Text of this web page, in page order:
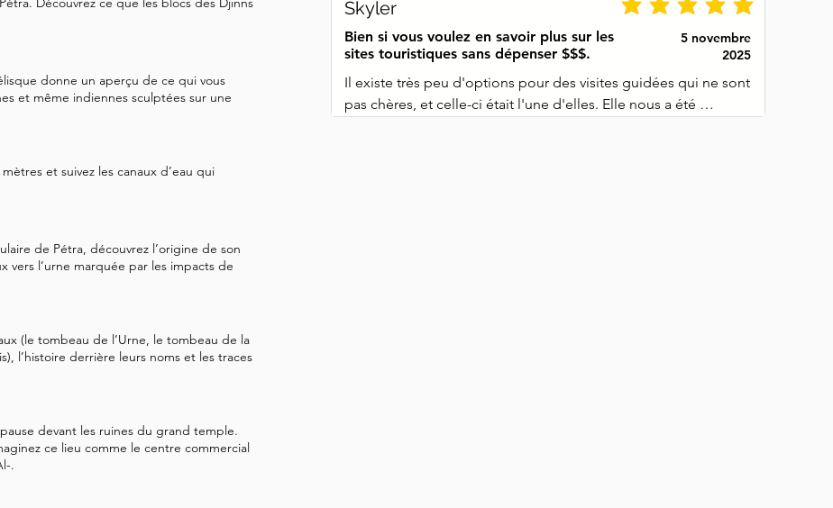
soleil, d'un rouge intense. J'ai
de la journée ci-dessus pour
l'image ci-dessus. Vous pouvez
de votre voyage de retour.
et l'ampleur de cette
chose. À ce stade, je sais
de suivre. Je m'efforcerai
que vous pouvez voir sans trop
sur les destinations finales
laisserai choisir comment
et écouter les arrêts qui
la carte, passez le Trésor
donne un aperçu de ce qui vous
et même indiennes sculptées sur une
et suivez les canaux d’eau qui
de Pétra, découvrez l’origine de son
vers l’urne marquée par les impacts de
(le tombeau de l’Urne, le tombeau de la
l’histoire derrière leurs noms et les traces
devant les ruines du grand temple.
ce lieu comme le centre commercial
.
Skyler
Bien si vous voulez en savoir plus sur les
sites touristiques sans dépenser $$$.
5 novembre
2025
Il existe très peu d'options pour des visites guidées qui ne sont
pas chères, et celle-ci était l'une d'elles. Elle nous a été